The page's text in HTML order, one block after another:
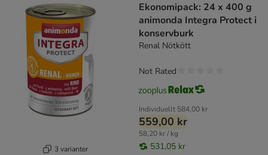
3 varianter
Ekonomipack: 24 x 400 g
animonda Integra Protect i
konservburk
Renal Nötkött
Individuellt 584,00 kr
559,00 kr
58,20 kr / kg
531,05 kr
Not Rated